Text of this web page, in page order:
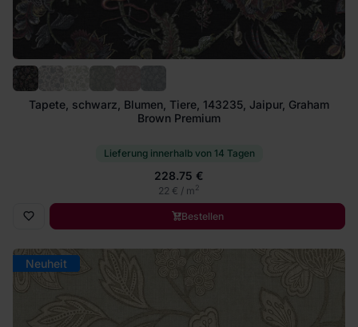
Tapete, schwarz, Blumen, Tiere, 143235, Jaipur, Graham
Brown Premium
Lieferung innerhalb von 14 Tagen
228.75 €
22 € / m2
Bestellen
Neuheit